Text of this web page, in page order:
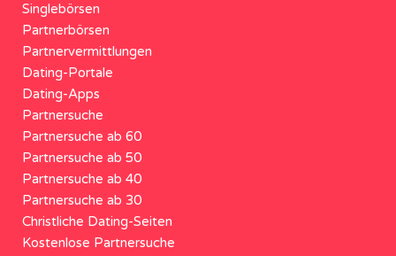
Singlebörsen
Partnerbörsen
Partnervermittlungen
Dating-Portale
Dating-Apps
Partnersuche
Partnersuche ab 60
Partnersuche ab 50
Partnersuche ab 40
Partnersuche ab 30
Christliche Dating-Seiten
Kostenlose Partnersuche